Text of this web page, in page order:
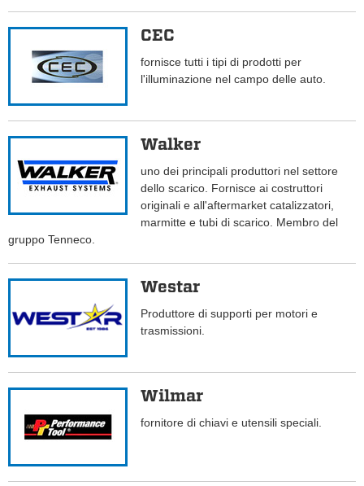
CEC
fornisce tutti i tipi di prodotti per
l'illuminazione nel campo delle auto.
Walker
uno dei principali produttori nel settore
dello scarico. Fornisce ai costruttori
originali e all'aftermarket catalizzatori,
marmitte e tubi di scarico. Membro del
gruppo Tenneco.
Westar
Produttore di supporti per motori e
trasmissioni.
Wilmar
fornitore di chiavi e utensili speciali.